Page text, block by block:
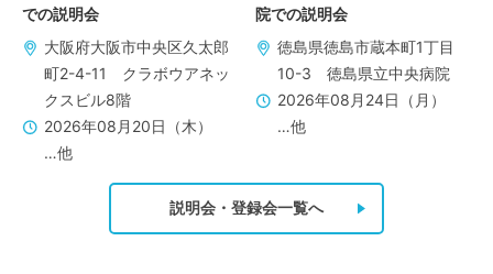
での説明会
大阪府大阪市中央区久太郎
町2-4-11 クラボウアネッ
クスビル8階
2026年08月20日（木）
…他
院での説明会
徳島県徳島市蔵本町1丁目
10-3 徳島県立中央病院
2026年08月24日（月）
…他
説明会・登録会一覧へ